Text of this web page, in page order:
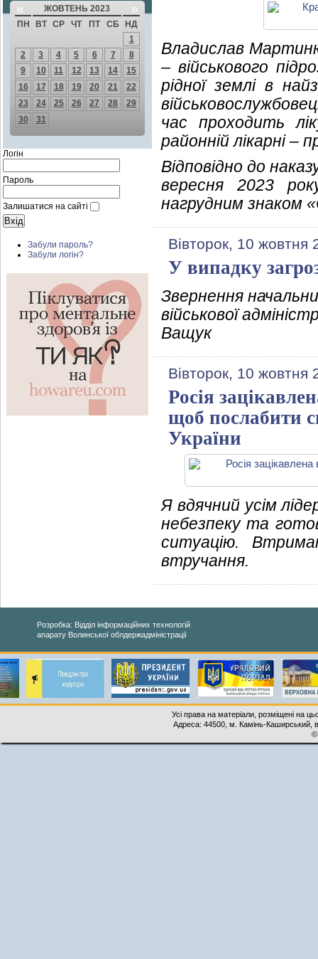
« ЖОВТЕНЬ 2023 »
ПН ВТ СР ЧТ ПТ СБ
НД
1
2
3 4 5 6 7
8
9
10 11 12 13 14
15
16
17 18 19 20 21
22
23
24 25 26 27 28
29
30
31
Логін
Пароль
Залишатися на сайті
Забули пароль?
Забули логін?
Владислав
– військового
рідної землі в
час проходить
районній лікарні –
Відповідно до
вересня 2023
нагрудним знаком
Вівторок, 10 жовтня
У випадку
Звернення
військової
Ващук
Вівторок, 10 жовтня
Росія
щоб послабити
України
Я вдячний усім
небезпеку та
ситуацію.
втручання.
Розробка: Відділ інформаційних технологій
апарату Волинської облдержадміністрації
Усі права на матеріали, розміщені на
Адреса: 44500, м. Камінь-Каширський,
©